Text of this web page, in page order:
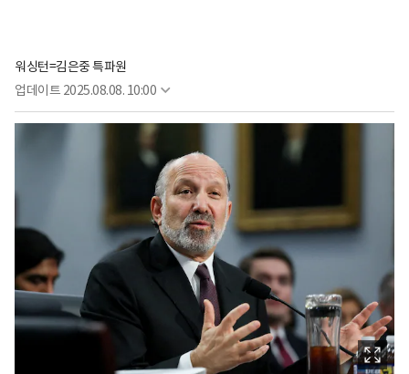
워싱턴=김은중 특파원
업데이트 2025.08.08. 10:00